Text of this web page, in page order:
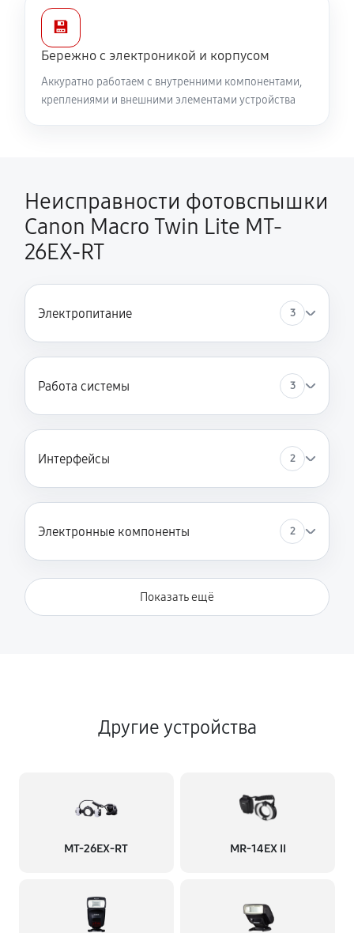
💾
Бережно с электроникой и корпусом
Аккуратно работаем с внутренними компонентами,
креплениями и внешними элементами устройства
Неисправности фотовспышки
Canon Macro Twin Lite MT-
26EX-RT
Электропитание 3
Работа системы 3
Интерфейсы 2
Электронные компоненты 2
Показать ещё
Другие устройства
MT-26EX-RT MR-14EX II